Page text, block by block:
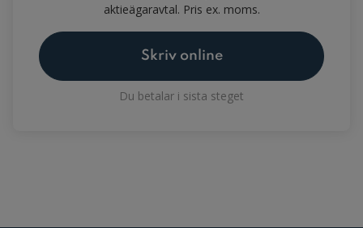
aktieägaravtal. Pris ex. moms.
Skriv online
Du betalar i sista steget